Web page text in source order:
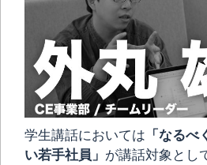
学生講話においては 「なる
い若手社員」 が講話対象とし